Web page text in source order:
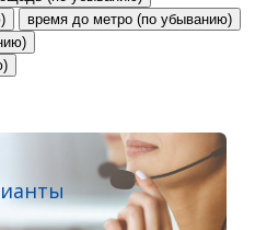
время до метро (по убыванию)